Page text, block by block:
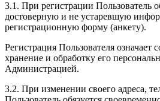
3.1. При регистрации Пользователь
достоверную и не устаревшую
регистрационную форму (анкету).
Регистрация Пользователя означает
хранение и обработку его
Администрацией.
3.2. При изменении своего адреса,